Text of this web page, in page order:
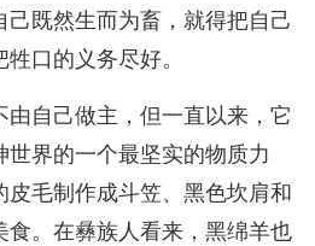
既然生而为畜，就得把自己
口的义务尽好。
由自己做主，但一直以来，它
界的一个最坚实的物质力
毛制作成斗笠、黑色坎肩和
食。在彝族人看来，黑绵羊也